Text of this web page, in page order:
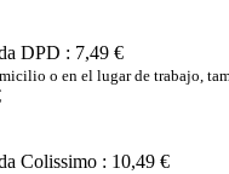
DPD : 7,49 €
o en el lugar de trabajo,
Colissimo : 10,49 €